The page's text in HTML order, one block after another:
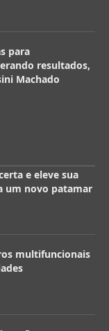
para
resultados,
Machado
e eleve sua
um novo patamar
multifuncionais